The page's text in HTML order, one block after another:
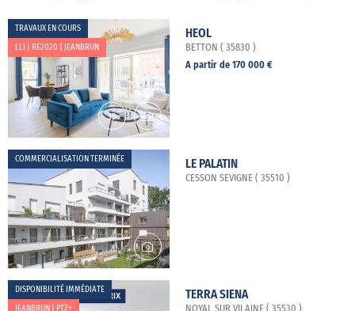
TRAVAUX EN COURS
LLI | RE2020 | JEANBRUN
HEOL
BETTON ( 35830 )
A partir de 170 000 €
COMMERCIALISATION TERMINÉE LE PALATIN
CESSON SEVIGNE ( 35510 )
DISPONIBILITÉ IMMÉDIATE
JEANBRUN | PTZ+
TERRA SIENA